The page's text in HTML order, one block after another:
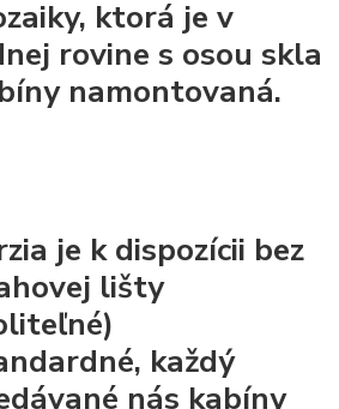
ktorá je v
rovine s osou skla
namontovaná.
je k dispozícii bez
lišty
každý
nás kabíny